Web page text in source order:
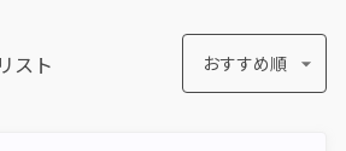
スト おすすめ順